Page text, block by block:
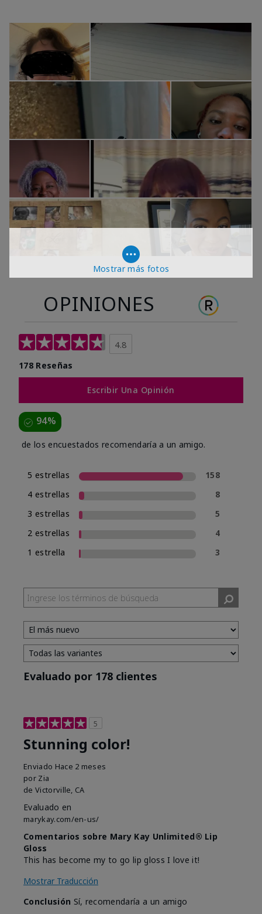
Mostrar más fotos
OPINIONES
4.8
178 Reseñas
Escribir Una Opinión
94%
de los encuestados recomendaría a un amigo.
5 estrellas
158
4 estrellas
8
3 estrellas
5
2 estrellas
4
1 estrella
3
Evaluado por 178 clientes
5
Stunning color!
Enviado Hace 2 meses
por Zia
de Victorville, CA
Evaluado en
marykay.com/en-us/
Comentarios sobre Mary Kay Unlimited® Lip
Gloss
This has become my to go lip gloss I love it!
Mostrar Traducción
Conclusión Sí, recomendaría a un amigo